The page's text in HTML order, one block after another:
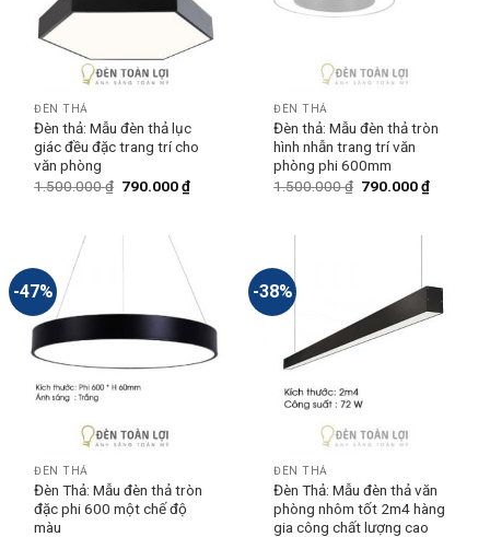
ĐÈN THẢ
Đèn thả: Mẫu đèn thả lục
giác đều đặc trang trí cho
văn phòng
1.500.000₫ 790.000₫
ĐÈN THẢ
Đèn thả: Mẫu đèn thả tròn
hình nhẫn trang trí văn
phòng phi 600mm
1.500.000₫ 790.000₫
-47%
ĐÈN THẢ
Đèn Thả: Mẫu đèn thả tròn
đặc phi 600 một chế độ
màu
-38%
ĐÈN THẢ
Đèn Thả: Mẫu đèn thả văn
phòng nhôm tốt 2m4 hàng
gia công chất lượng cao